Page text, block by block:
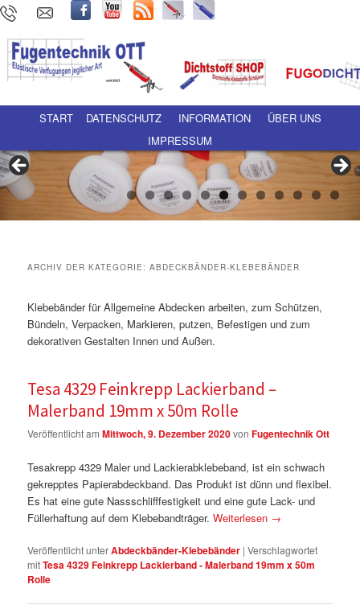
Hauptmenü Zum Inhalt wechseln
Zum sekundären Inhalt wechseln
START DATENSCHUTZ INFORMATION
ÜBER UNS
IMPRESSUM
ARCHIV DER KATEGORIE:ABDECKBÄNDER-KLEBEBÄNDER
Klebebänder für Allgemeine Abdecken arbeiten, zum Schützen,
Bündeln, Verpacken, Markieren, putzen, Befestigen und zum
dekorativen Gestalten Innen und Außen.
Tesa 4329 Feinkrepp Lackierband –
Malerband 19mm x 50m Rolle
Veröffentlicht amMittwoch, 9. Dezember 2020vonFugentechnik Ott
Tesakrepp 4329 Maler und Lackierabklebeband, ist ein schwach
gekrepptes Papierabdeckband. Das Produkt ist dünn und flexibel.
Es hat eine gute Nassschlifffestigkeit und eine gute Lack- und
Füllerhaftung auf dem Klebebandträger.Weiterlesen →
Veröffentlicht unterAbdeckbänder-Klebebänder |Verschlagwortet
mitTesa 4329 Feinkrepp Lackierband - Malerband 19mm x 50m
Rolle